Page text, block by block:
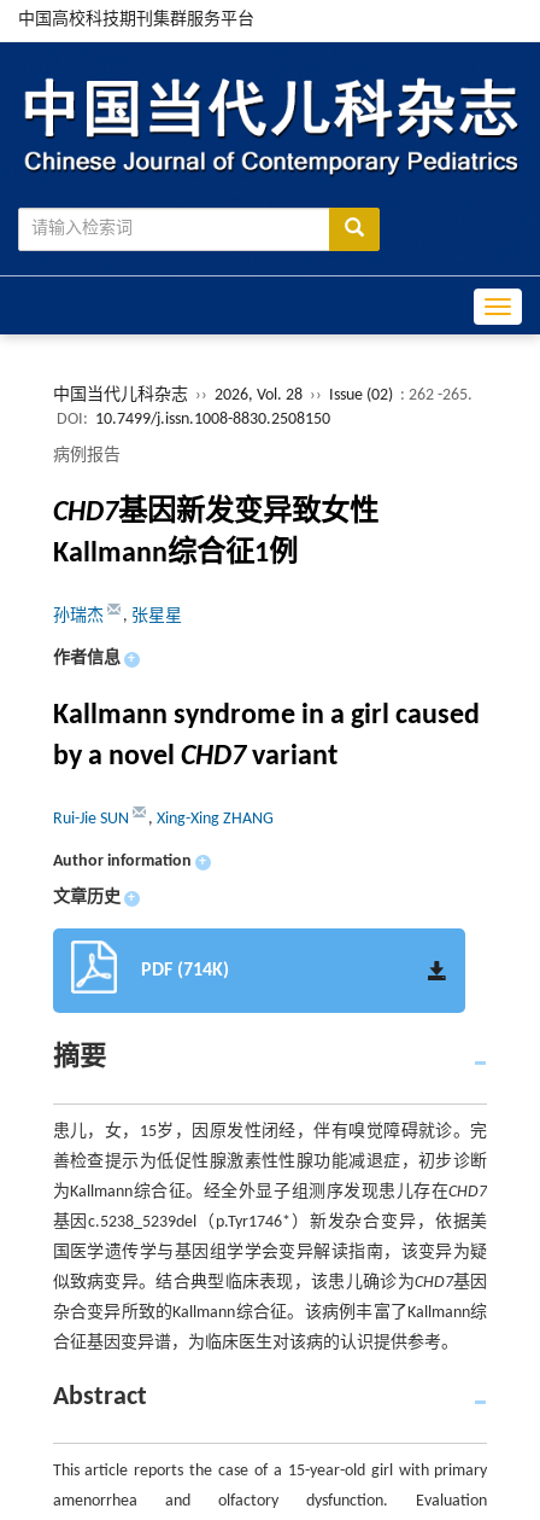
中国高校科技期刊集群服务平台
中国当代儿科杂志 ›› 2026, Vol. 28 ›› Issue (02) : 262 -265.
DOI: 10.7499/j.issn.1008-8830.2508150
病例报告
CHD7基因新发变异致女性
Kallmann综合征1例
孙瑞杰 , 张星星
作者信息 +
Kallmann syndrome in a girl caused
by a novel CHD7variant
Rui-Jie SUN , Xing-Xing ZHANG
Author information +
文章历史 +
PDF (714K)
摘要
患儿，女，15岁，因原发性闭经，伴有嗅觉障碍就诊。完
善检查提示为低促性腺激素性性腺功能减退症，初步诊断
为Kallmann综合征。经全外显子组测序发现患儿存在CHD7
基因c.5238_5239del（p.Tyr1746*）新发杂合变异，依据美
国医学遗传学与基因组学学会变异解读指南，该变异为疑
似致病变异。结合典型临床表现，该患儿确诊为CHD7基因
杂合变异所致的Kallmann综合征。该病例丰富了Kallmann综
合征基因变异谱，为临床医生对该病的认识提供参考。
Abstract
This article reports the case of a 15-year-old girl with primary
amenorrhea and olfactory dysfunction. Evaluation